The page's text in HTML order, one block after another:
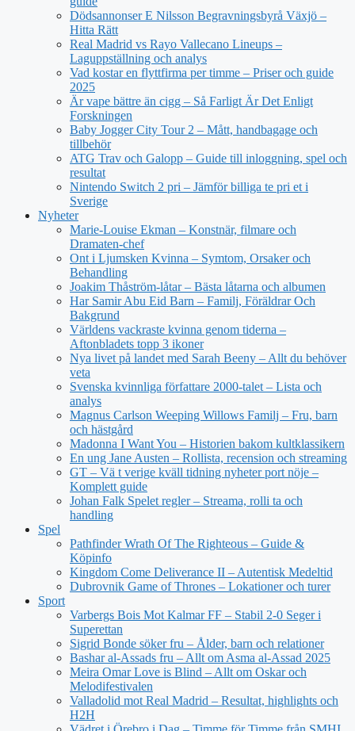
Dödsannonser E Nilsson Begravningsbyrå Växjö –
Hitta Rätt
Real Madrid vs Rayo Vallecano Lineups –
Laguppställning och analys
Vad kostar en flyttfirma per timme – Priser och guide
2025
Är vape bättre än cigg – Så Farligt Är Det Enligt
Forskningen
Baby Jogger City Tour 2 – Mått, handbagage och
tillbehör
ATG Trav och Galopp – Guide till inloggning, spel och
resultat
Nintendo Switch 2 pri – Jämför billiga te pri et i
Sverige
Nyheter
Marie-Louise Ekman – Konstnär, filmare och
Dramaten-chef
Ont i Ljumsken Kvinna – Symtom, Orsaker och
Behandling
Joakim Thåström-låtar – Bästa låtarna och albumen
Har Samir Abu Eid Barn – Familj, Föräldrar Och
Bakgrund
Världens vackraste kvinna genom tiderna –
Aftonbladets topp 3 ikoner
Nya livet på landet med Sarah Beeny – Allt du behöver
veta
Svenska kvinnliga författare 2000-talet – Lista och
analys
Magnus Carlson Weeping Willows Familj – Fru, barn
och hästgård
Madonna I Want You – Historien bakom kultklassikern
En ung Jane Austen – Rollista, recension och streaming
GT – Vä t verige kväll tidning nyheter port nöje –
Komplett guide
Johan Falk Spelet regler – Streama, rolli ta och
handling
Spel
Pathfinder Wrath Of The Righteous – Guide &
Köpinfo
Kingdom Come Deliverance II – Autentisk Medeltid
Dubrovnik Game of Thrones – Lokationer och turer
Sport
Varbergs Bois Mot Kalmar FF – Stabil 2-0 Seger i
Superettan
Sigrid Bonde söker fru – Ålder, barn och relationer
Bashar al-Assads fru – Allt om Asma al-Assad 2025
Meira Omar Love is Blind – Allt om Oskar och
Melodifestivalen
Valladolid mot Real Madrid – Resultat, highlights och
H2H